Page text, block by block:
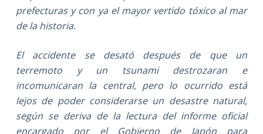
prefecturas y con ya el mayor vertido tóxico al mar
de la historia.
El accidente se desató después de que un
terremoto y un tsunami destrozaran e
incomunicaran la central, pero lo ocurrido está
lejos de poder considerarse un desastre natural,
según se deriva de la lectura del informe oficial
encargado por el Gobierno de Japón para